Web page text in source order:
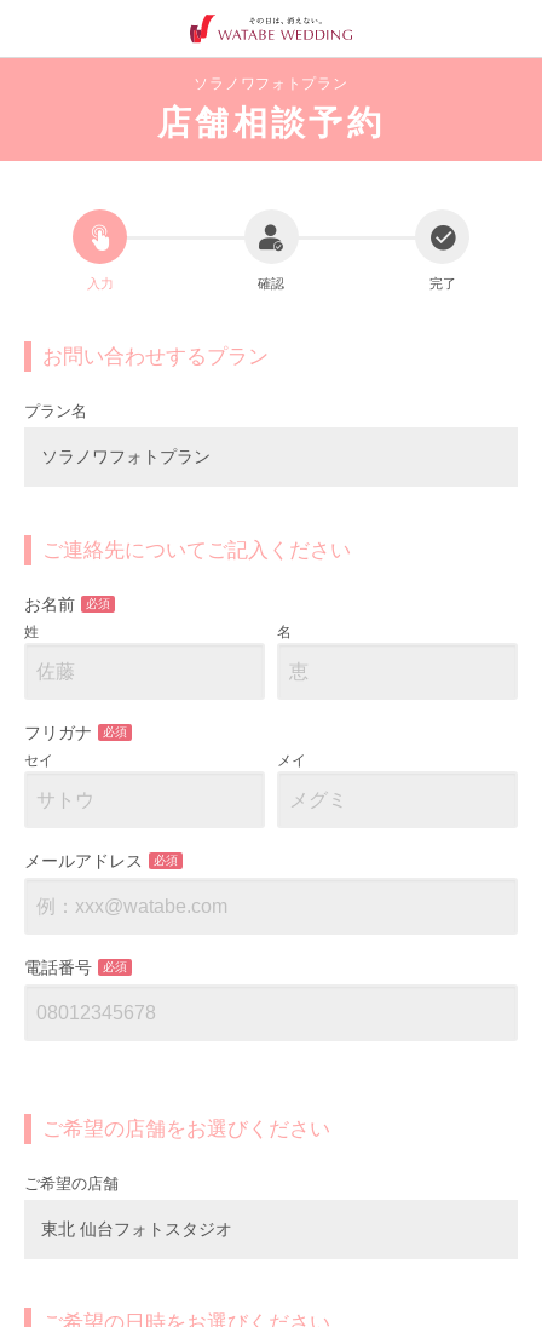
ソラノワフォトプラン
店舗相談予約
入力 確認 完了
お問い合わせするプラン
プラン名
ソラノワフォトプラン
ご連絡先についてご記入ください
お名前 必須
姓 名
フリガナ 必須
セイ メイ
メールアドレス 必須
電話番号 必須
ご希望の店舗をお選びください
ご希望の店舗
東北 仙台フォトスタジオ